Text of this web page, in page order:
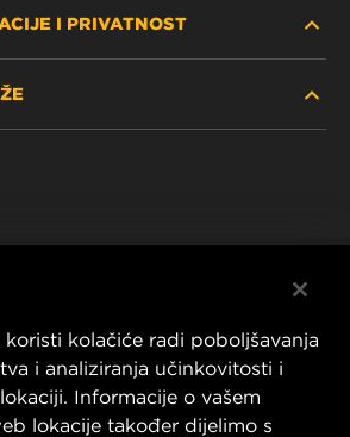
NAS
I PRIVATNOST
FT Poland
kolačiće radi poboljšavanja
i analiziranja učinkovitosti i
Informacije o vašem
lokacije također dijelimo s